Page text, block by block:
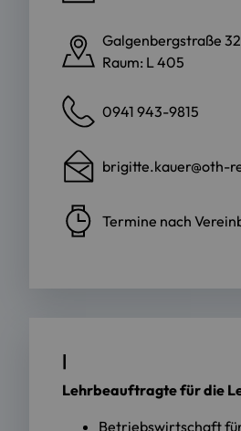
Galgenbergstraße 32
Raum: L 405
0941 943-9815
brigitte.kauer@oth-
Termine nach
|
Lehrbeauftragte für die
Betriebswirtschaft